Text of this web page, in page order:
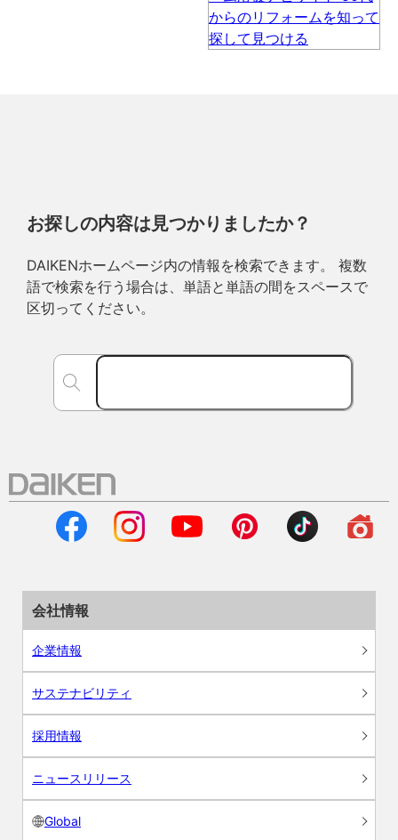
お探しの内容は見つかりましたか？
DAIKENホームページ内の情報を検索できます。 複数
語で検索を行う場合は、単語と単語の間をスペースで
区切ってください。
会社情報
企業情報
サステナビリティ
採用情報
ニュースリリース
Global